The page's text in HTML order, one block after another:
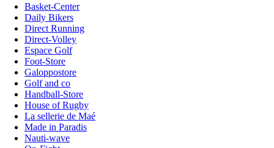
Basket-Center
Daily Bikers
Direct Running
Direct-Volley
Espace Golf
Foot-Store
Galoppostore
Golf and co
Handball-Store
House of Rugby
La sellerie de Maé
Made in Paradis
Nauti-wave